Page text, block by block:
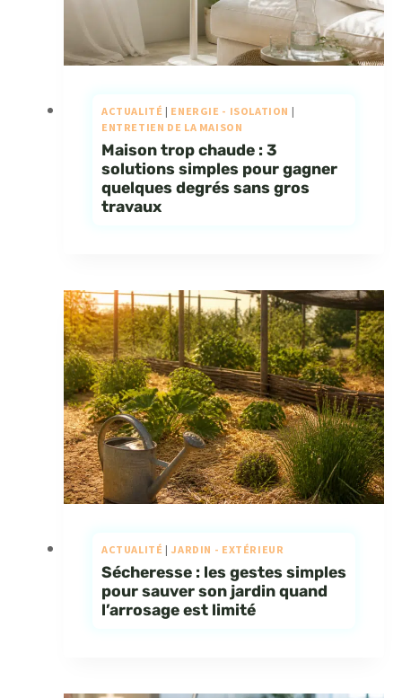
ACTUALITÉ | ENERGIE - ISOLATION |
ENTRETIEN DE LA MAISON
Maison trop chaude : 3
solutions simples pour gagner
quelques degrés sans gros
travaux
ACTUALITÉ | JARDIN - EXTÉRIEUR
Sécheresse : les gestes simples
pour sauver son jardin quand
l’arrosage est limité